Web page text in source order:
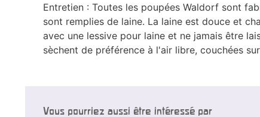
Entretien : Toutes les poupées Waldorf sont
sont remplies de laine. La laine est douce et
avec une lessive pour laine et ne jamais être
sèchent de préférence à l'air libre, couchées
Vous pourriez aussi être intéressé par